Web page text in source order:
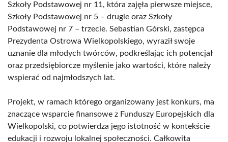
Szkoły Podstawowej nr 11, która zajęła pierwsze miejsce,
Szkoły Podstawowej nr 5 – drugie oraz Szkoły
Podstawowej nr 7 – trzecie. Sebastian Górski, zastępca
Prezydenta Ostrowa Wielkopolskiego, wyraził swoje
uznanie dla młodych twórców, podkreślając ich potencjał
oraz przedsiębiorcze myślenie jako wartości, które należy
wspierać od najmłodszych lat.
Projekt, w ramach którego organizowany jest konkurs, ma
znaczące wsparcie finansowe z Funduszy Europejskich dla
Wielkopolski, co potwierdza jego istotność w kontekście
edukacji i rozwoju lokalnej społeczności. Całkowita